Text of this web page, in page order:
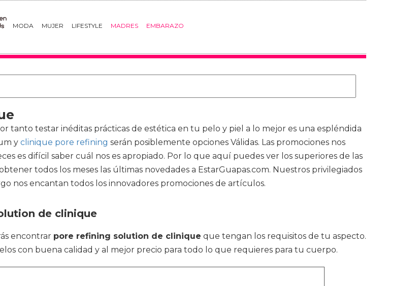
MODA MUJER LIFESTYLE MADRES EMBARAZO
tanto testar inéditas prácticas de estética en tu pelo y piel a lo mejor es una espléndida
y clinique pore refining serán posiblemente opciones Válidas. Las promociones nos
es difícil saber cuál nos es apropiado. Por lo que aquí puedes ver los superiores de las
todos los meses las últimas novedades a EstarGuapas.com. Nuestros privilegiados
nos encantan todos los innovadores promociones de artículos.
de clinique
encontrar pore refining solution de clinique que tengan los requisitos de tu aspecto.
con buena calidad y al mejor precio para todo lo que requieres para tu cuerpo.